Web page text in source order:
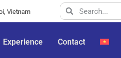
Vietnam
Experience Contact